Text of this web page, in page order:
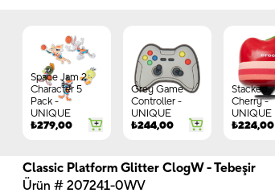
Space Jam 2
Character 5
Pack -
UNIQUE
₺279,00
Grey Game
Controller -
UNIQUE
₺244,00
Stacked
Cherry -
UNIQUE
₺224,00
Classic Platform Glitter ClogW - Tebeşir
Ürün # 207241-0WV